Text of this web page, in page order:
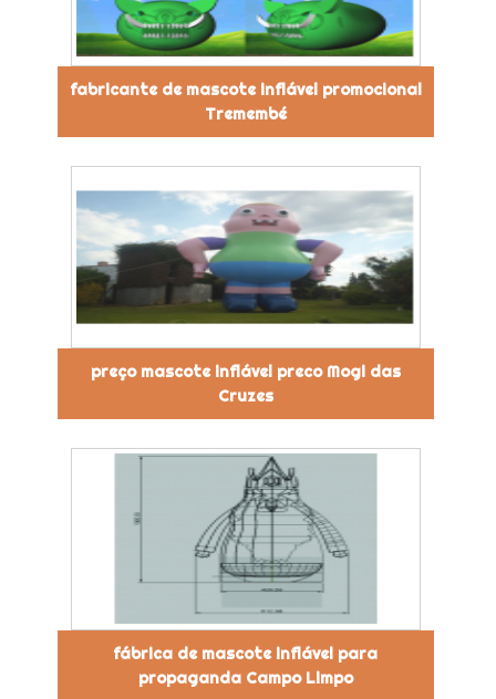
fabricante de mascote inflável promocional
Tremembé
preço mascote inflável preco Mogi das
Cruzes
fábrica de mascote inflável para
propaganda Campo Limpo